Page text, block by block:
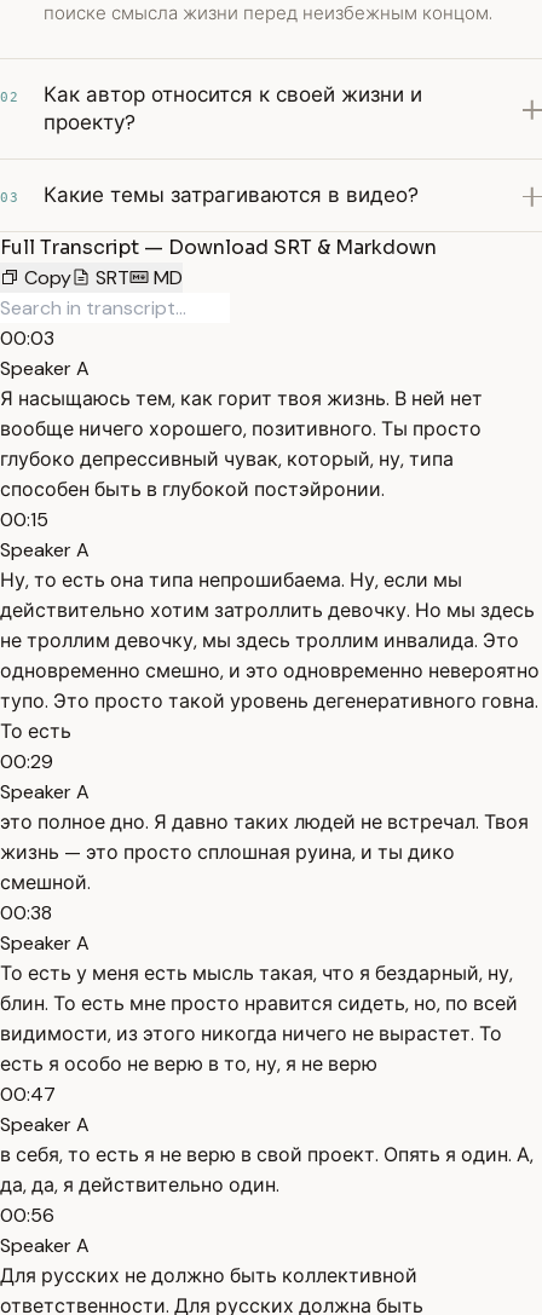
поиске смысла жизни перед неизбежным концом.
02
Как автор относится к своей жизни и
проекту?
03 Какие темы затрагиваются в видео?
Full Transcript — Download SRT & Markdown
Copy
SRT MD
00:03
Speaker A
Я насыщаюсь тем, как горит твоя жизнь. В ней нет
вообще ничего хорошего, позитивного. Ты просто
глубоко депрессивный чувак, который, ну, типа
способен быть в глубокой постэйронии.
00:15
Speaker A
Ну, то есть она типа непрошибаема. Ну, если мы
действительно хотим затроллить девочку. Но мы здесь
не троллим девочку, мы здесь троллим инвалида. Это
одновременно смешно, и это одновременно невероятно
тупо. Это просто такой уровень дегенеративного говна.
То есть
00:29
Speaker A
это полное дно. Я давно таких людей не встречал. Твоя
жизнь — это просто сплошная руина, и ты дико
смешной.
00:38
Speaker A
То есть у меня есть мысль такая, что я бездарный, ну,
блин. То есть мне просто нравится сидеть, но, по всей
видимости, из этого никогда ничего не вырастет. То
есть я особо не верю в то, ну, я не верю
00:47
Speaker A
в себя, то есть я не верю в свой проект. Опять я один. А,
да, да, я действительно один.
00:56
Speaker A
Для русских не должно быть коллективной
ответственности. Для русских должна быть